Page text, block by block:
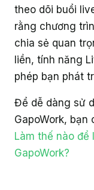
theo dõi buổi
rằng chương
chia sẻ quan
liền, tính năng
phép bạn phát
Để dễ dàng sử
GapoWork,
Làm thế nào
GapoWork?